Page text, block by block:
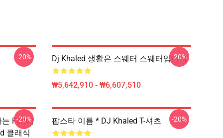
-20% Dj Khaled 생활은 스웨터 스웨터입니다
₩5,642,910 - ₩6,607,510
-20%
Fart에
클래식
-20% 팝스타 이름 * DJ Khaled T-셔츠 -20%